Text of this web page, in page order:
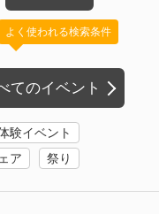
てのイベント
よく使われる検索条件
験イベント
ア
祭り